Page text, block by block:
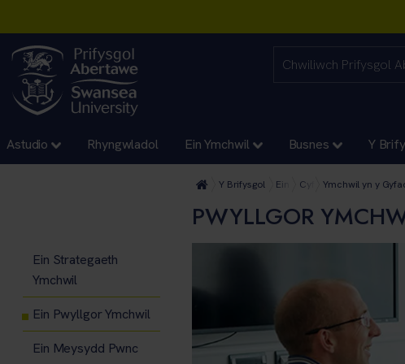
Astudio Rhyngwladol Ein Ymchwil Busnes Y
Y Brifysgol Ein Cyfadrannau
CyfadranYmchwil yn y
PWYLLGOR
Ein Strategaeth
Ymchwil
Ein Pwyllgor Ymchwil
Ein Meysydd Pwnc